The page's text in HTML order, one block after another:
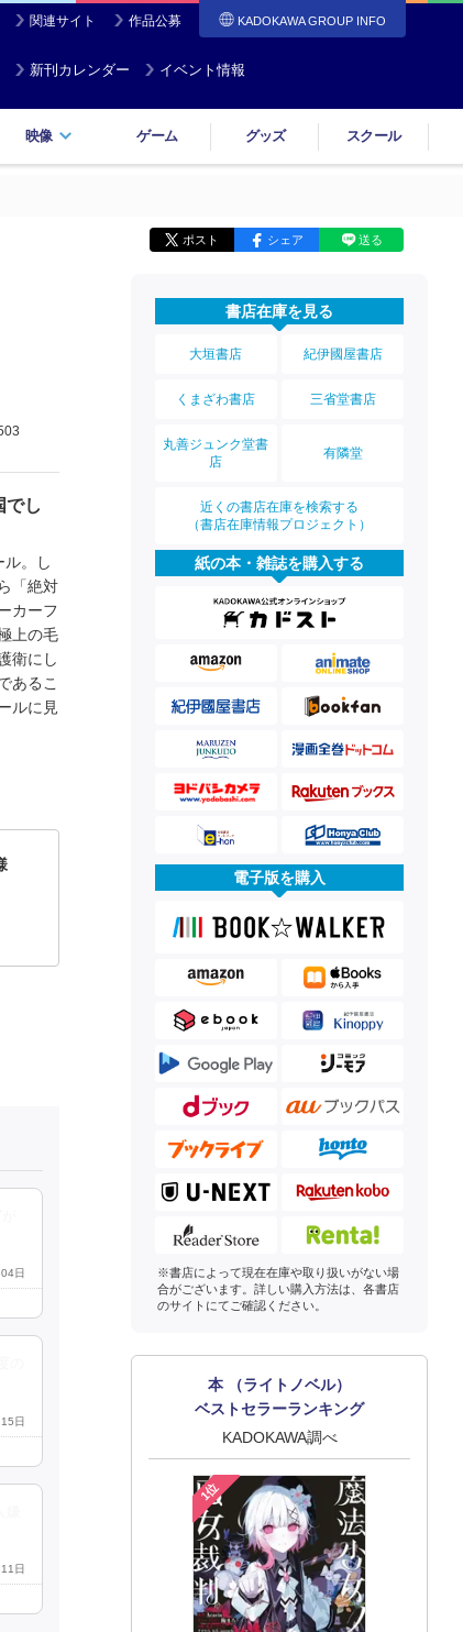
関連サイト 作品公募 KADOKAWA GROUP INFO
新刊カレンダー イベント情報
映像 ゲーム グッズ スクール
ポスト シェア 送る
でし
。し
「絶対
カーフ
上の毛
衛にし
あるこ
ルに見
日
日
日
書店在庫を見る
大垣書店 紀伊國屋書店
くまざわ書店 三省堂書店
丸善ジュンク堂書
店
有隣堂
近くの書店在庫を検索する
（書店在庫情報プロジェクト）
紙の本・雑誌を購入する
電子版を購入
※書店によって現在在庫や取り扱いがない場
合がございます。詳しい購入方法は、各書店
のサイトにてご確認ください。
本 （ライトノベル）
ベストセラーランキング
KADOKAWA調べ
1位